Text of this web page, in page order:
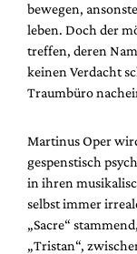
bewegen,
leben. Doch der
treffen, deren
keinen Verdacht
Traumbüro
Martinus Oper
gespenstisch
in ihren
selbst immer
„Sacre“
„Tristan“,